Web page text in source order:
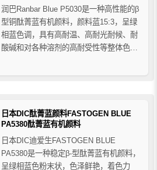
润巴Ranbar Blue P5030是一种高性能的β
型铜酞菁蓝有机颜料，颜料蓝15:3，呈绿
相蓝色调，具有高耐温、高耐光耐候、耐
酸碱和对各种溶剂的高耐受性等整体色牢
塑料领域的着色应用，推荐用于纺丝色
日本DIC酞菁蓝颜料FASTOGEN BLUE
PA5380酞菁蓝有机颜料
日本DIC迪爱生FASTOGEN BLUE
PA5380是一种稳定β-型酞菁蓝有机颜料，
呈绿相蓝色粉末状，色泽鲜艳，着色力